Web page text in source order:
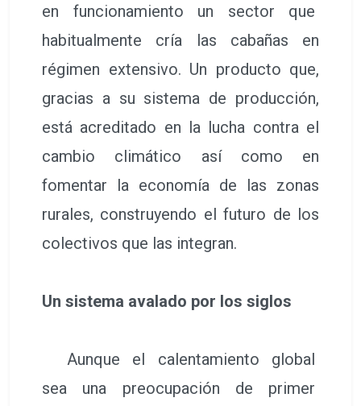
en funcionamiento un sector que
habitualmente cría las cabañas en
régimen extensivo. Un producto que,
gracias a su sistema de producción,
está acreditado en la lucha contra el
cambio climático así como en
fomentar la economía de las zonas
rurales, construyendo el futuro de los
colectivos que las integran.
Un sistema avalado por los siglos
Aunque el calentamiento global
sea una preocupación de primer